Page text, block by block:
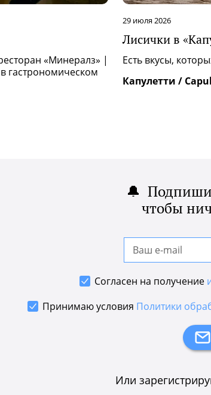
год.
28 июля 2026
Фестиваль
«Минералз»
Уже третий год
принимает
🔔
чтобы
Согласен на получение
Принимаю условия Политики
Или